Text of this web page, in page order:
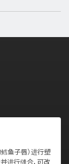
鱼子唇）进行塑
进行缝合，可改